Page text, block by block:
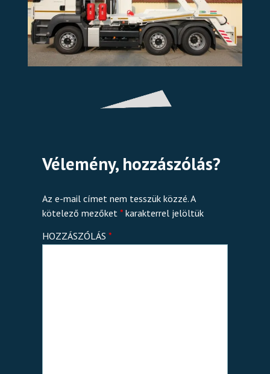
Vélemény, hozzászólás?
Az e-mail címet nem tesszük közzé.A
kötelező mezőket* karakterrel jelöltük
HOZZÁSZÓLÁS*